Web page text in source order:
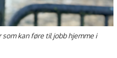
kan føre til jobb hjemme i